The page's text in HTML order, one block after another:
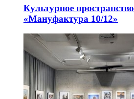
Культурное пространство
«Мануфактура 10/12»